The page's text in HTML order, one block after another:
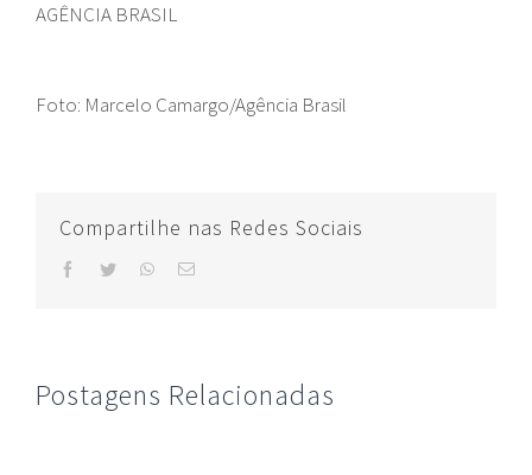
AGÊNCIA BRASIL
Foto: Marcelo Camargo/Agência Brasil
Compartilhe nas Redes Sociais
facebooktwitterwhatsapp
Postagens Relacionadas